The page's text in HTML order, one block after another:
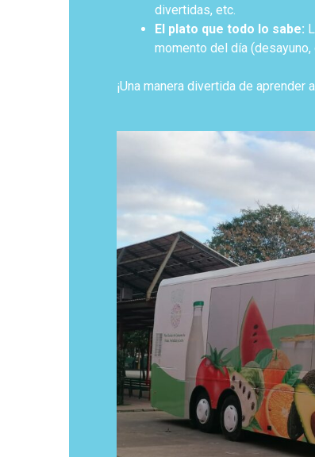
divertidas, etc.
El plato que todo lo sabe:
momento del día
¡Una manera divertida de aprender